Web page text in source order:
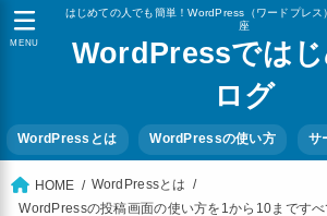
はじめての人でも簡単！WordPress（ワードプレス
座
WordPressでは
ログ
WordPressとは WordPressの使い方 サ
MENU
HOME
WordPressとは
WordPressの投稿画面の使い方を1から10まですべ